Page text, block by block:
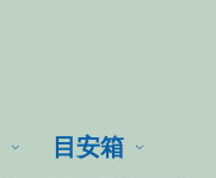
目安箱